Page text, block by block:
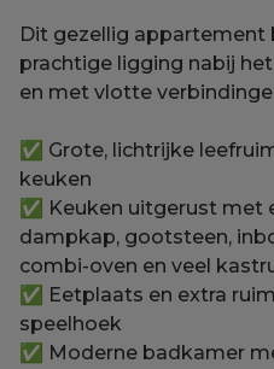
Dit gezellig appartement
prachtige ligging nabij
en met vlotte
✅ Grote, lichtrijke
keuken
✅ Keuken uitgerust met
dampkap, gootsteen,
combi-oven en veel
✅ Eetplaats en extra
speelhoek
✅ Moderne badkamer